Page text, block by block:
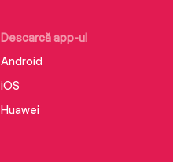
Descarcă app-ul
Android
iOS
Huawei